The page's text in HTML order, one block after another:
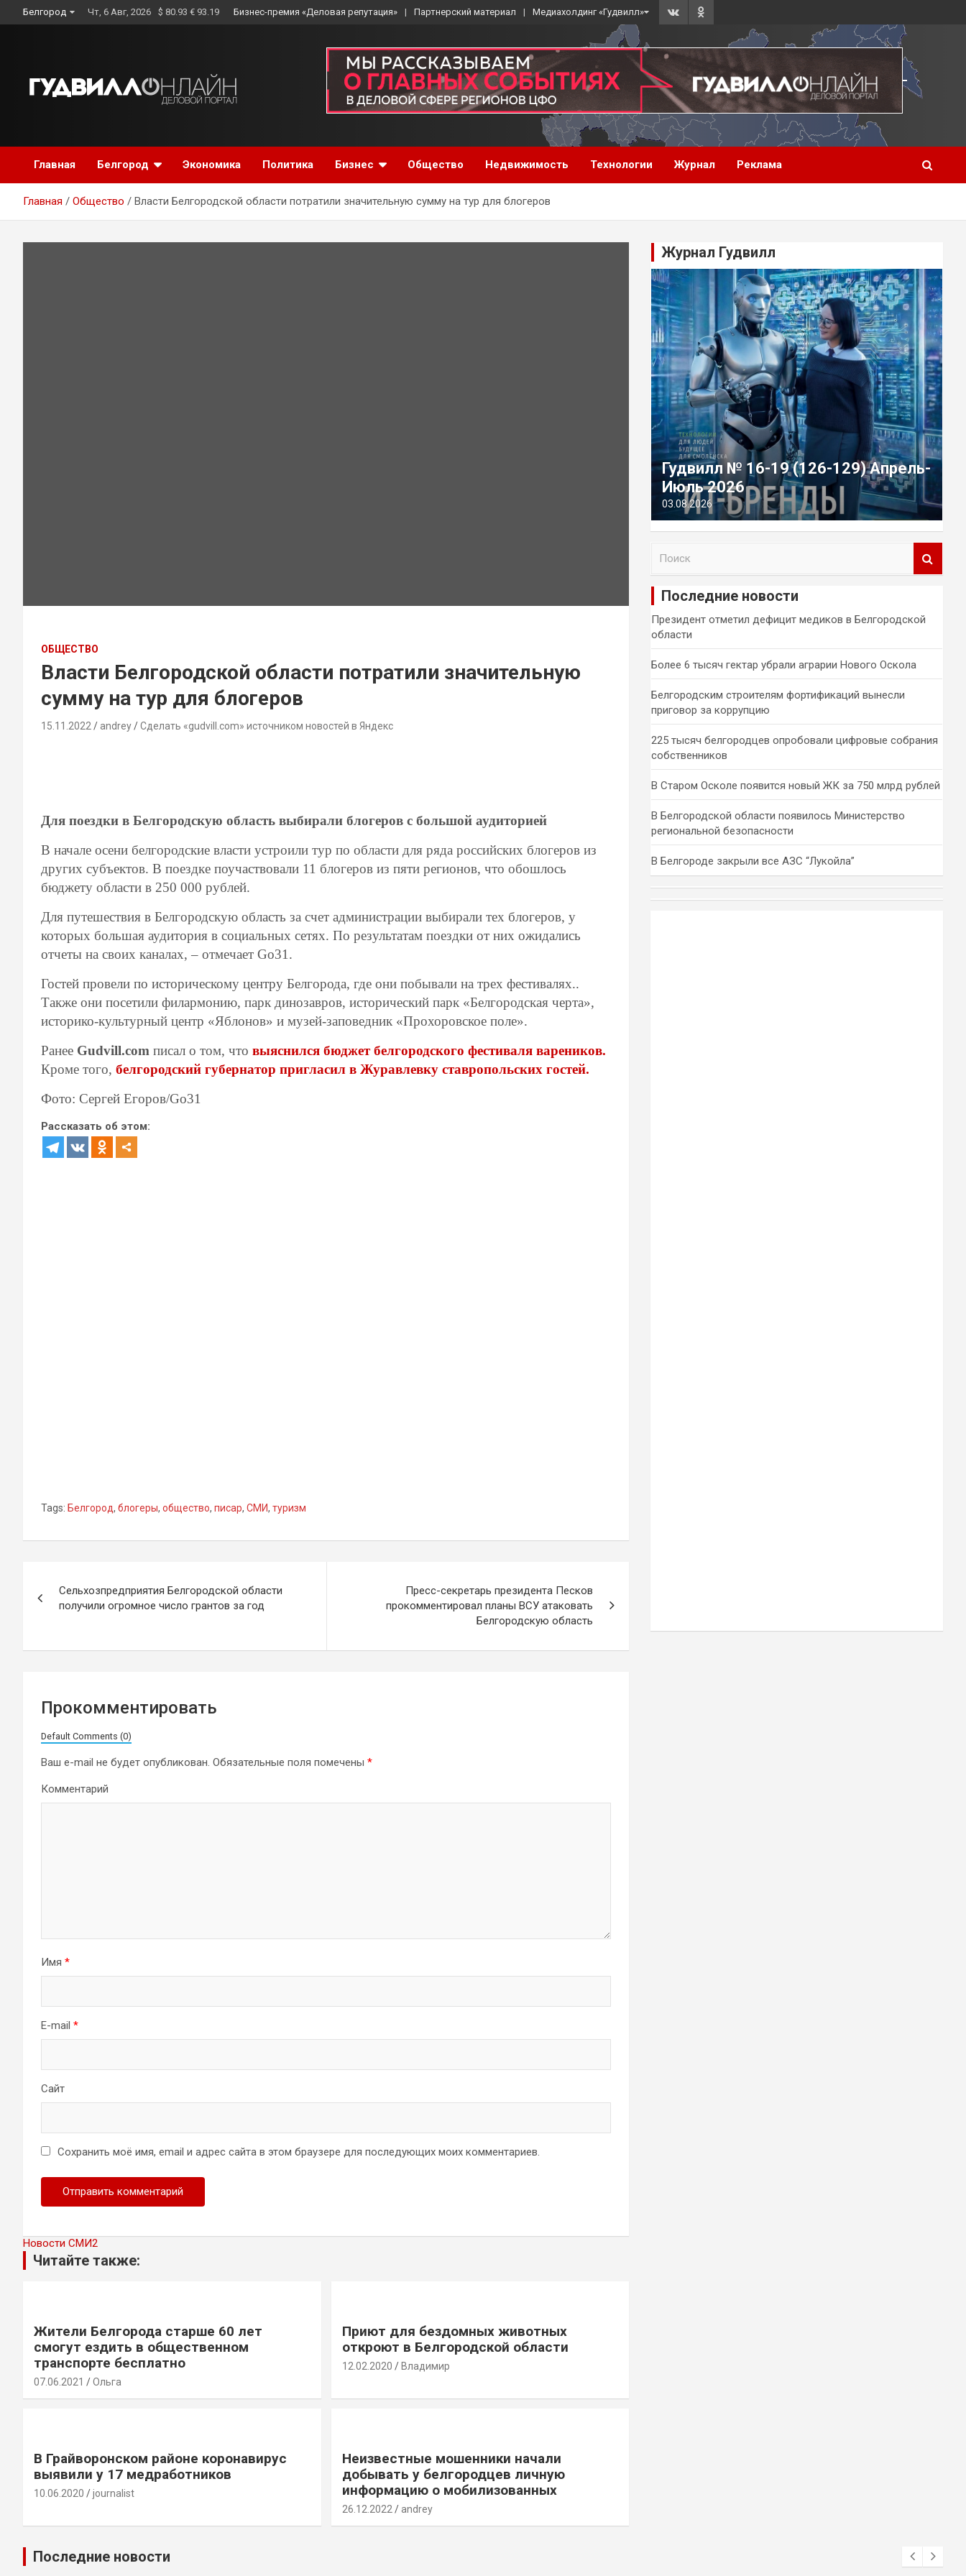
to
Белгород Чт, 6 Авг, 2026 $ 80.93 € 93.19 Бизнес-премия «Деловая репутация» Партнерский материал Медиахолдинг «Гудвилл»
Главная Белгород Экономика Политика Бизнес Общество Недвижимость Технологии Журнал Реклама
Главная Общество Власти Белгородской области потратили значительную сумму на тур для блогеров
ОБЩЕСТВО
Власти Белгородской области потратили значительную
сумму на тур для блогеров
15.11.2022 andrey Сделать «gudvill.com» источником новостей в Яндекс
Для поездки в Белгородскую область выбирали блогеров с большой аудиторией
В начале осени белгородские власти устроили тур по области для ряда российских блогеров из
других субъектов. В поездке поучаствовали 11 блогеров из пяти регионов, что обошлось
бюджету области в 250 000 рублей.
Для путешествия в Белгородскую область за счет администрации выбирали тех блогеров, у
которых большая аудитория в социальных сетях. По результатам поездки от них ожидались
отчеты на своих каналах, – отмечает Go31.
Гостей провели по историческому центру Белгорода, где они побывали на трех фестивалях..
Также они посетили филармонию, парк динозавров, исторический парк «Белгородская черта»,
историко-культурный центр «Яблонов» и музей-заповедник «Прохоровское поле».
Ранее Gudvill.com писал о том, что выяснился бюджет белгородского фестиваля вареников.
Кроме того, белгородский губернатор пригласил в Журавлевку ставропольских гостей.
Фото: Сергей Егоров/Go31
Рассказать об этом:
Tags: Белгород, блогеры, общество, писар, СМИ, туризм
по
Сельхозпредприятия Белгородской области
получили огромное число грантов за год
Пресс-секретарь президента Песков
прокомментировал планы ВСУ атаковать
Белгородскую область
Прокомментировать
Default Comments (0)
Ваш e-mail не будет опубликован. Обязательные поля помечены *
Комментарий
Имя *
E-mail *
Сайт
Сохранить моё имя, email и адрес сайта в этом браузере для последующих моих комментариев.
Новости СМИ2
Читайте также:
Жители Белгорода старше 60 лет
смогут ездить в общественном
транспорте бесплатно
07.06.2021 Ольга
Приют для бездомных животных
откроют в Белгородской области
12.02.2020 Владимир
В Грайворонском районе коронавирус
выявили у 17 медработников
10.06.2020 journalist
Неизвестные мошенники начали
добывать у белгородцев личную
информацию о мобилизованных
26.12.2022 andrey
Журнал Гудвилл
Гудвилл № 16-19 (126-129) Апрель-
Июль 2026
03.08.2026
и
Последние новости
Президент отметил дефицит медиков в Белгородской
области
Более 6 тысяч гектар убрали аграрии Нового Оскола
Белгородским строителям фортификаций вынесли
приговор за коррупцию
225 тысяч белгородцев опробовали цифровые собрания
собственников
В Старом Осколе появится новый ЖК за 750 млрд рублей
В Белгородской области появилось Министерство
региональной безопасности
В Белгороде закрыли все АЗС “Лукойла”
Последние новости